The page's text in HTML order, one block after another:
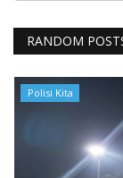
RANDOM
Polisi Kita